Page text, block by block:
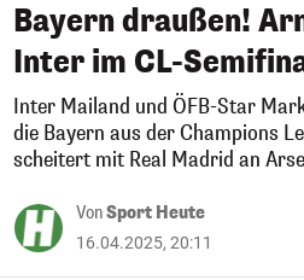
Bayern draußen!
Inter im CL-
Inter Mailand und ÖFB-Star
die Bayern aus der Champions
scheitert mit Real Madrid an
VonSport Heute
16.04.2025, 20:11